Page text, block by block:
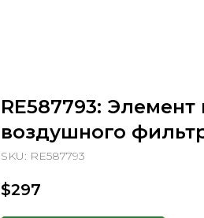
RE587793:
воздушного
SKU: RE587793
$297